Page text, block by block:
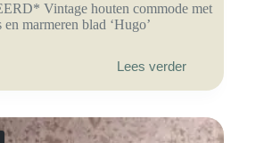
Vintage houten commode met
en marmeren blad ‘Hugo’
Lees verder